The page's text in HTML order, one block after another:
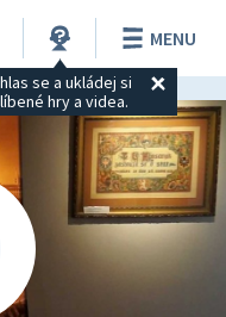
se a ukládej si
hry a videa.
MENU